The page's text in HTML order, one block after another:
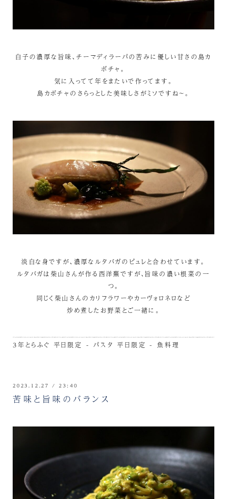
白子の濃厚な旨味、チーマディラーパの苦みに優しい甘さの島カ
ボチャ。
気に入ってて年をまたいで作ってます。
島カボチャのさらっとした美味しさがミソですね～。
淡白な身ですが、濃厚なルタバガのピュレと合わせています。
ルタバガは柴山さんが作る西洋蕪ですが、旨味の濃い根菜の一
つ。
同じく柴山さんのカリフラワーやカーヴォロネロなど
炒め煮したお野菜とご一緒に。
3年とらふぐ 平日限定 - パスタ 平日限定 - 魚料理
2023.12.27 / 23:40
苦味と旨味のバランス